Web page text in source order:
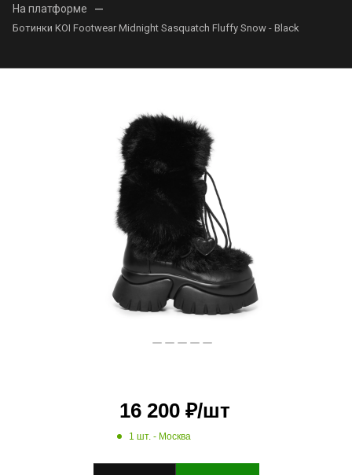
На платформе —
Ботинки KOI Footwear Midnight Sasquatch Fluffy Snow - Black
16 200₽/шт
1 шт. - Москва